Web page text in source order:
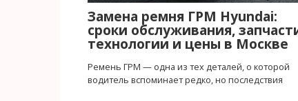
Замена ремня ГРМ Hyundai:
сроки обслуживания,
технологии и цены в Москве
Ремень ГРМ — одна из тех деталей, о которой
водитель вспоминает редко, но последствия